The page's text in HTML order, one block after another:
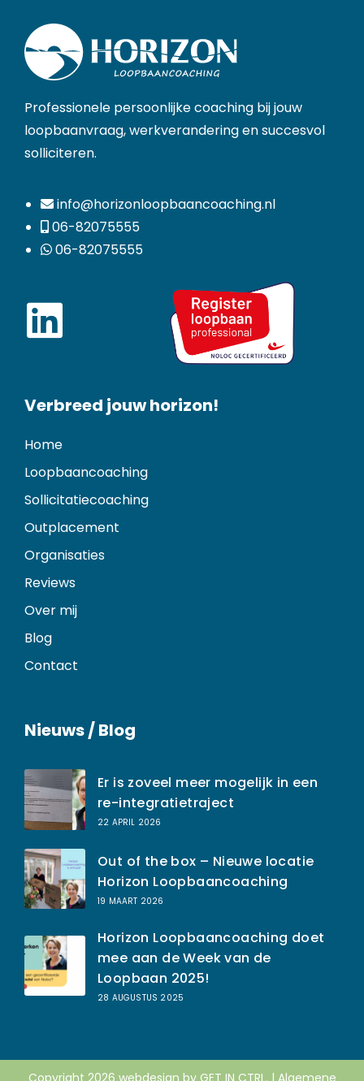
Professionele persoonlijke coaching bij jouw
loopbaanvraag, werkverandering en succesvol
solliciteren.
info@horizonloopbaancoaching.nl
06-82075555
06-82075555
Verbreed jouw horizon!
Home
Loopbaancoaching
Sollicitatiecoaching
Outplacement
Organisaties
Reviews
Over mij
Blog
Contact
Nieuws / Blog
Er is zoveel meer mogelijk in een
re-integratietraject
22 APRIL 2026
Out of the box – Nieuwe locatie
Horizon Loopbaancoaching
19 MAART 2026
Horizon Loopbaancoaching doet
mee aan de Week van de
Loopbaan 2025!
28 AUGUSTUS 2025